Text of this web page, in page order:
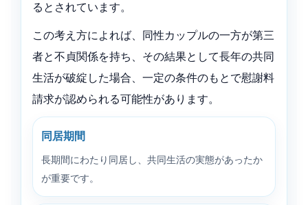
るとされています。
この考え方によれば、同性カップルの一方が第三
者と不貞関係を持ち、その結果として長年の共同
生活が破綻した場合、一定の条件のもとで慰謝料
請求が認められる可能性があります。
同居期間
長期間にわたり同居し、共同生活の実態があったか
が重要です。